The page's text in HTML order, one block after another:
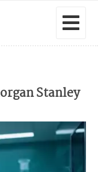
Stanley